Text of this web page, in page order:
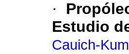
·
Estudio
Cauich-